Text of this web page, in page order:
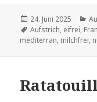
Veröffentlicht
am
24. Juni 2025
Schlagwörter
Aufstrich, eifrei,
mediterran, milchfrei,